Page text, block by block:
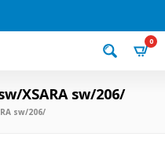
0
XSARA sw/206/
sw/206/